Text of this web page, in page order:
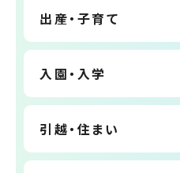
出産・子育て
入園・入学
引越・住まい